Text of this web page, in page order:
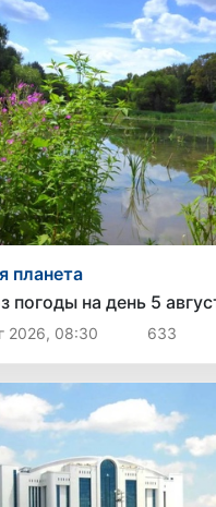
планета
погоды на день 5
2026, 08:30 633